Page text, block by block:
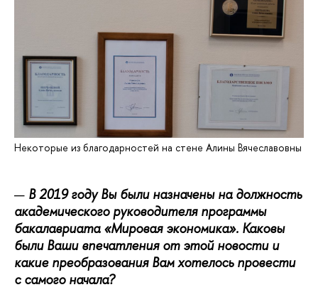
Некоторые из благодарностей на стене Алины Вячеславовны
В 2019 году Вы были назначены на должность
академического руководителя программы
бакалавриата «Мировая экономика». Каковы
были Ваши впечатления от этой новости и
какие преобразования Вам хотелось провести
с самого начала?